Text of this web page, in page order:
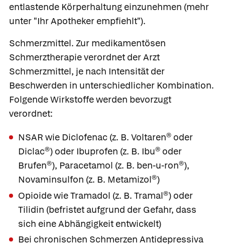
entlastende Körperhaltung einzunehmen (mehr
unter "Ihr Apotheker empfiehlt").
Schmerzmittel. Zur medikamentösen
Schmerztherapie verordnet der Arzt
Schmerzmittel, je nach Intensität der
Beschwerden in unterschiedlicher Kombination.
Folgende Wirkstoffe werden bevorzugt
verordnet:
NSAR wie Diclofenac (z. B. Voltaren® oder
Diclac®) oder Ibuprofen (z. B. Ibu® oder
Brufen®), Paracetamol (z. B. ben-u-ron®),
Novaminsulfon (z. B. Metamizol®)
Opioide wieTramadol (z. B. Tramal®) oder
Tilidin (befristet aufgrund der Gefahr, dass
sich eine Abhängigkeit entwickelt)
Bei chronischen Schmerzen Antidepressiva